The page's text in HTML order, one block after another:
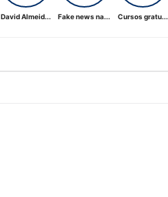
David Almeid... Fake news na... Cursos gratu...